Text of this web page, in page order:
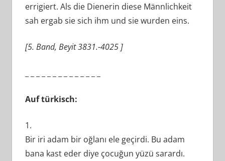
errigiert. Als die Dienerin diese Männlichkeit
sah ergab sie sich ihm und sie wurden eins.
[5. Band, Beyit 3831.-4025 ]
Auf türkisch:
1.
Bir iri adam bir oğlanı ele geçirdi. Bu adam
bana kast eder diye çocuğun yüzü sarardı.